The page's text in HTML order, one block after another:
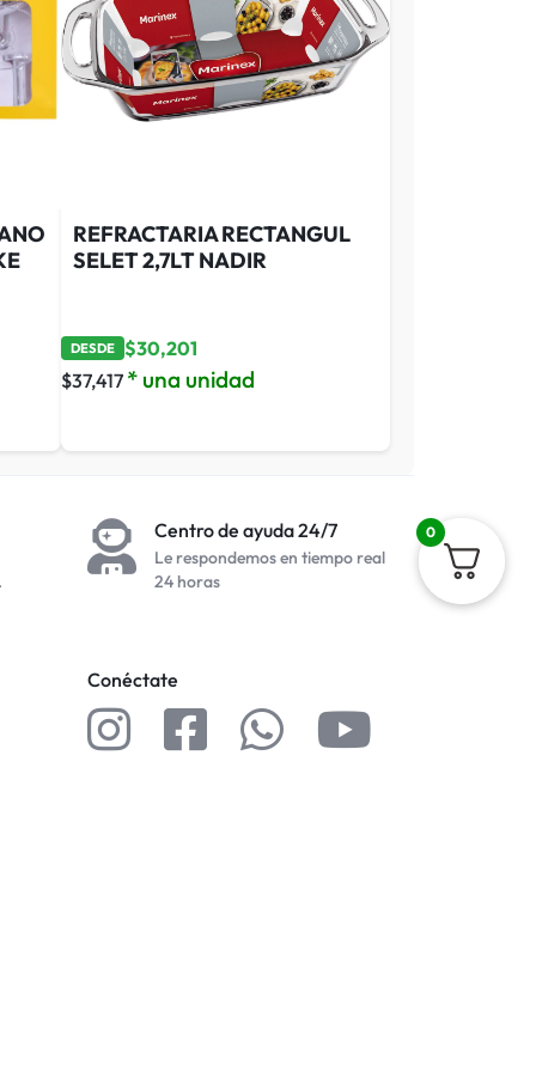
REFRACTARIA RECTANGUL
SELET 2,7LT NADIR
DESDE $30,201
$37,417 * una unidad
Centro de ayuda 24/7
Le respondemos en tiempo real
24 horas
Conéctate
0